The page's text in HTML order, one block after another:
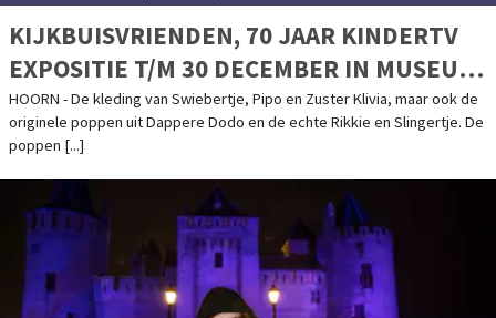
KIJKBUISVRIENDEN, 70 JAAR KINDERTV
EXPOSITIE T/M 30 DECEMBER IN MUSEUM
VAN DE 20E EEUW
HOORN - De kleding van Swiebertje, Pipo en Zuster Klivia, maar ook de
originele poppen uit Dappere Dodo en de echte Rikkie en Slingertje. De
poppen [...]